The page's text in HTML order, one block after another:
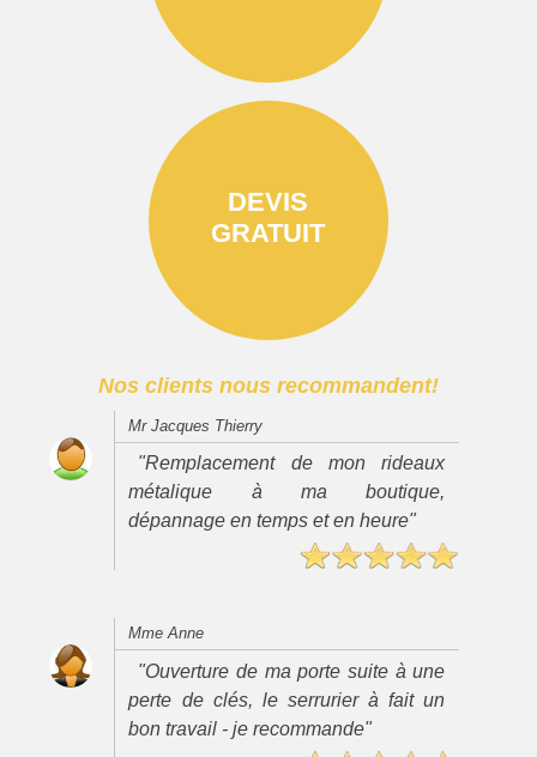
DEVIS
GRATUIT
Nos clients nous recommandent!
Mr Jacques Thierry
"Remplacement de mon rideaux
métalique à ma boutique,
dépannage en temps et en heure"
Mme Anne
"Ouverture de ma porte suite à une
perte de clés, le serrurier à fait un
bon travail - je recommande"